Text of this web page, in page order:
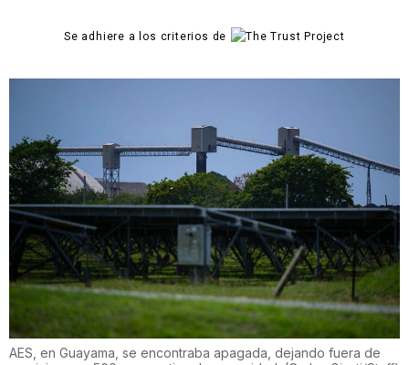
Se adhiere a los criterios de
AES, en Guayama, se encontraba apagada, dejando fuera de